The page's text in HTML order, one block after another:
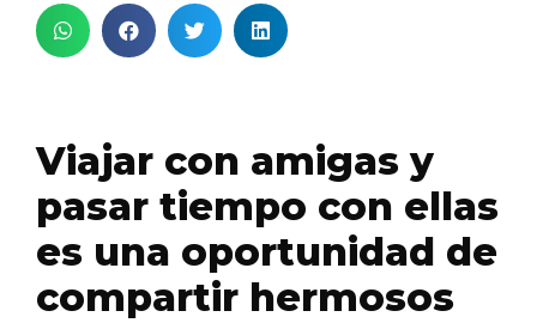
Viajar con amigas y
pasar tiempo con ellas
es una oportunidad de
compartir hermosos